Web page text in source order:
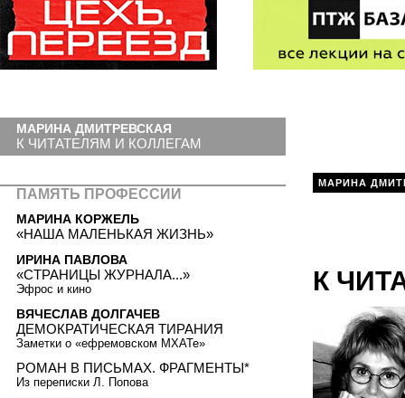
МАРИНА
К
МАРИНА ДМИТРЕВСКАЯ
К ЧИТАТЕЛЯМ И КОЛЛЕГАМ
ПАМЯТЬ ПРОФЕССИИ
МАРИНА КОРЖЕЛЬ
«НАША МАЛЕНЬКАЯ ЖИЗНЬ»
ИРИНА ПАВЛОВА
«СТРАНИЦЫ ЖУРНАЛА...»
Эфрос и кино
ВЯЧЕСЛАВ ДОЛГАЧЕВ
ДЕМОКРАТИЧЕСКАЯ ТИРАНИЯ
Заметки о «ефремовском МХАТе»
РОМАН В ПИСЬМАХ. ФРАГМЕНТЫ*
Из переписки Л. Попова